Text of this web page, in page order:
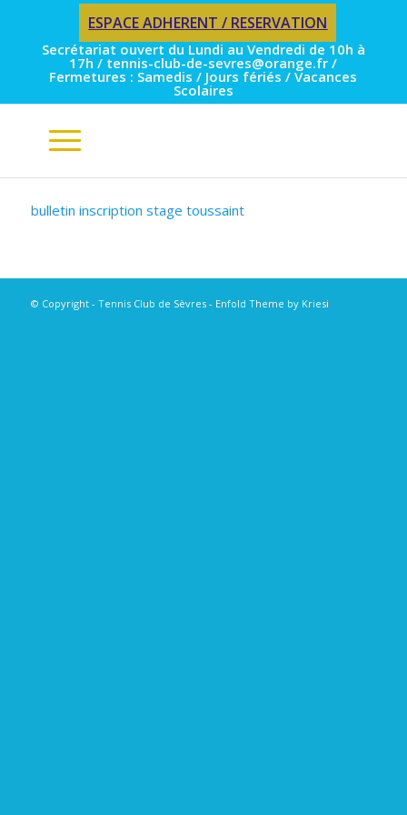
ESPACE ADHERENT / RESERVATION
Secrétariat ouvert du Lundi au Vendredi de 10h à
17h / tennis-club-de-sevres@orange.fr /
Fermetures : Samedis / Jours fériés / Vacances
Scolaires
bulletin inscription stage toussaint
© Copyright - Tennis Club de Sèvres - Enfold Theme by Kriesi